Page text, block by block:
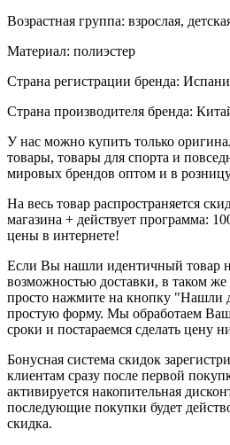
Возрастная группа: взрослая,
Материал: полиэстер
Страна регистрации бренда:
Страна производителя бренда:
У нас можно купить только
товары, товары для спорта и
мировых брендов оптом и в
На весь товар распространяется
магазина + действует программа:
цены в интернете!
Если Вы нашли идентичный товар
возможностью доставки, в таком же
просто нажмите на кнопку "Нашли
простую форму. Мы обработаем
сроки и постараемся сделать цену
Бонусная система скидок
клиентам сразу после первой
активируется накопительная
последующие покупки будет
скидка.